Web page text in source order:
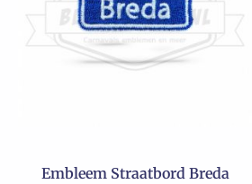
Embleem Straatbord Breda